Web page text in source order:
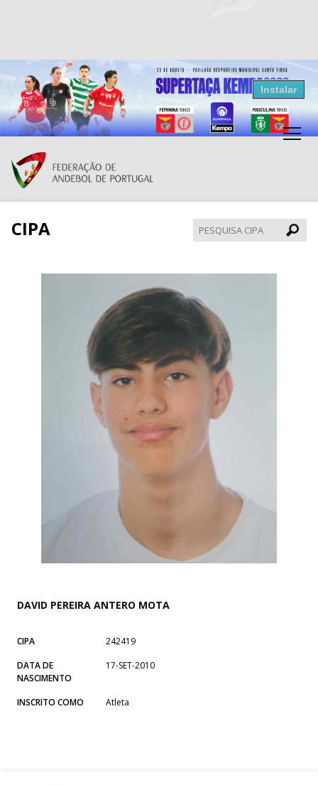
Resultados Andebol
Federação de Andebol de Portugal
Grátis - Disponivel na Play Store
Instalar
CIPA
CIPA
DAVID PEREIRA ANTERO MOTA
CIPA
242419
DATA DE
NASCIMENTO
17-SET-2010
INSCRITO COMO Atleta